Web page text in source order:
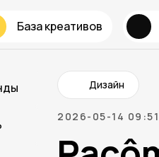
База креативов
Дизайн
2026-05-14 09:51